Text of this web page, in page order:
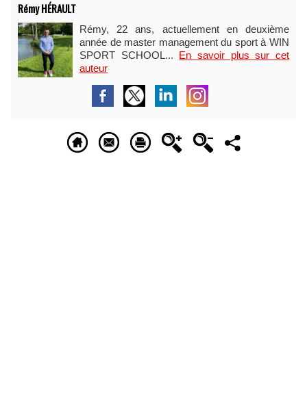
Rémy HÉRAULT
Rémy, 22 ans, actuellement en deuxième
année de master management du sport à WIN
SPORT SCHOOL... En savoir plus sur cet
auteur